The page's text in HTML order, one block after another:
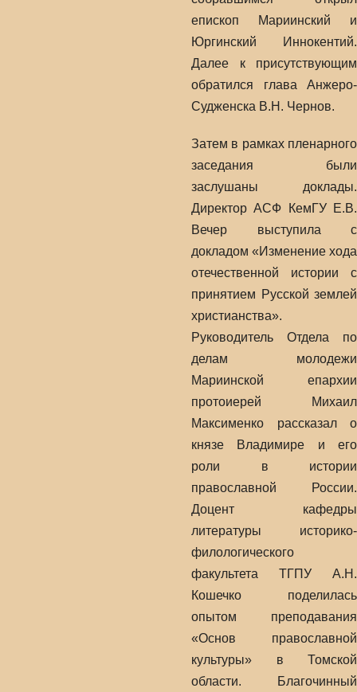
епископ Мариинский и
Юргинский Иннокентий.
Далее к присутствующим
обратился глава Анжеро-
Судженска В.Н. Чернов.
Затем в рамках пленарного
заседания были
заслушаны доклады.
Директор АСФ КемГУ Е.В.
Вечер выступила с
докладом «Изменение хода
отечественной истории с
принятием Русской землей
христианства».
Руководитель Отдела по
делам молодежи
Мариинской епархии
протоиерей Михаил
Максименко рассказал о
князе Владимире и его
роли в истории
православной России.
Доцент кафедры
литературы историко-
филологического
факультета ТГПУ А.Н.
Кошечко поделилась
опытом преподавания
«Основ православной
культуры» в Томской
области. Благочинный